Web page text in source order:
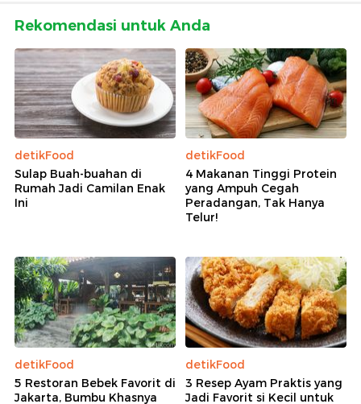
Rekomendasi untuk Anda
detikFood
Sulap Buah-buahan di
Rumah Jadi Camilan Enak
Ini
detikFood
4 Makanan Tinggi Protein
yang Ampuh Cegah
Peradangan, Tak Hanya
Telur!
detikFood
5 Restoran Bebek Favorit di
Jakarta, Bumbu Khasnya
detikFood
3 Resep Ayam Praktis yang
Jadi Favorit si Kecil untuk